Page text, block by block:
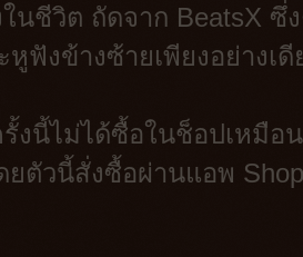
นชีวิต ถัดจาก BeatsX
หูฟังข้างซ้ายเพียงอย่างเ
งนี้ไม่ได้ซื้อในช็อปเหมื
ยตัวนี้สั่งซื้อผ่านแอพ